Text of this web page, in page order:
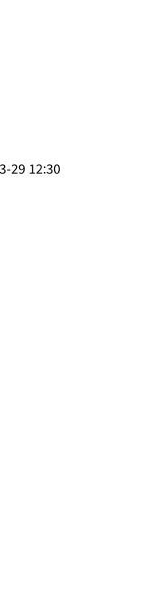
29 12:30